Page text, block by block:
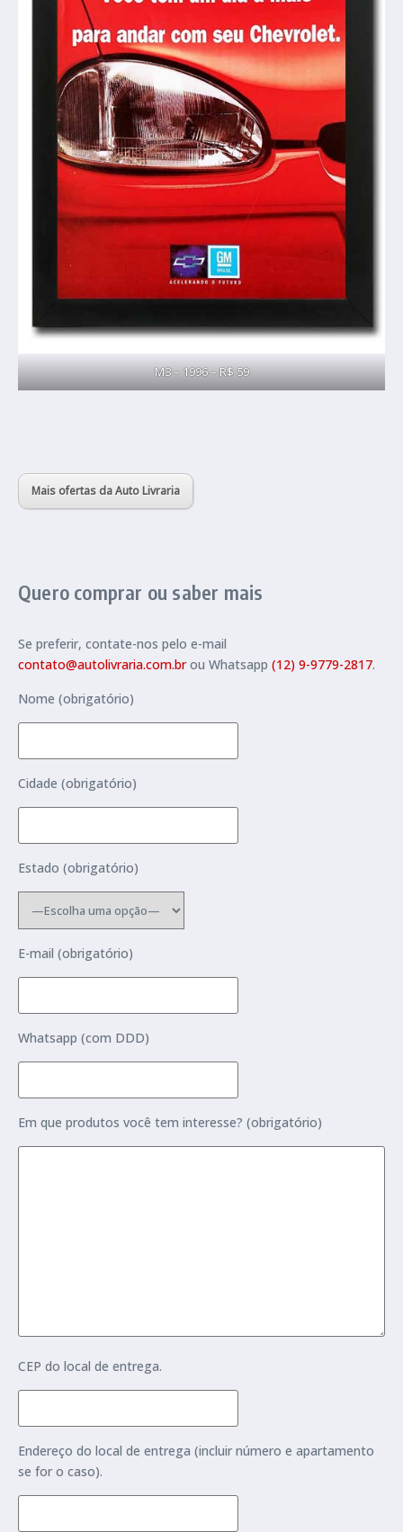
M3 – 1996 – R$ 59
Mais ofertas da Auto Livraria
Quero comprar ou saber mais
Se preferir, contate-nos pelo e-mail
contato@autolivraria.com.brou Whatsapp (12) 9-9779-2817.
Nome (obrigatório)
Cidade (obrigatório)
Estado (obrigatório)
E-mail (obrigatório)
Whatsapp (com DDD)
Em que produtos você tem interesse? (obrigatório)
CEP do local de entrega.
Endereço do local de entrega (incluir número e apartamento
se for o caso).